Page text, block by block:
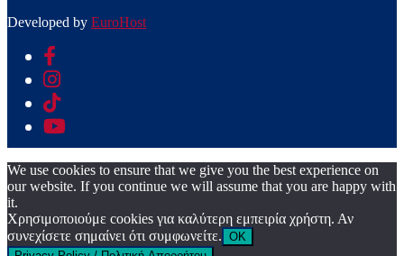
Developed by EuroHost
We use cookies to ensure that we give you the best experience on
our website. If you continue we will assume that you are happy with
it.
Χρησιμοποιούμε cookies για καλύτερη εμπειρία χρήστη. Αν
συνεχίσετε σημαίνει ότι συμφωνείτε. OK